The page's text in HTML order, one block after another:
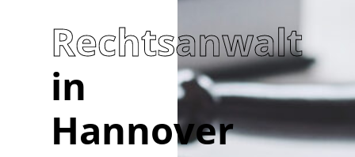
Rechtsanwalt
in
Hannover